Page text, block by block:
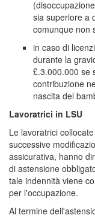
sia superiore a
comunque non
in caso di
durante la
£.3.000.000 se
contribuzione
nascita del
Lavoratrici in LSU
Le lavoratrici
successive
assicurativa, hanno
di astensione
tale indennità viene
per l'occupazione.
Al termine